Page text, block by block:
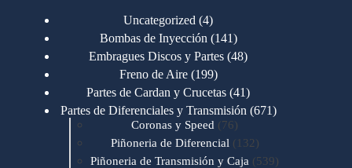
Uncategorized 44
productos
Bombas de Inyección 141141
productos
Embragues Discos y Partes 4848
Freno de Aire 199199
productos
Partes de Cardan y Crucetas 4141
productos
Partes de Diferenciales y Transmisión 671671
Coronas y Speed 7676
productos
Piñoneria de Diferencial 132 132
productos
Piñoneria de Transmisión y Caja 539539